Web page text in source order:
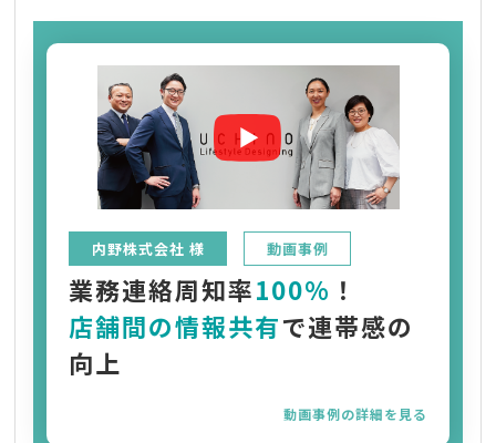
内野株式会社 様 動画事例
業務連絡周知率100% ！
店舗間の情報共有で連帯感の
向上
動画事例の詳細を見る